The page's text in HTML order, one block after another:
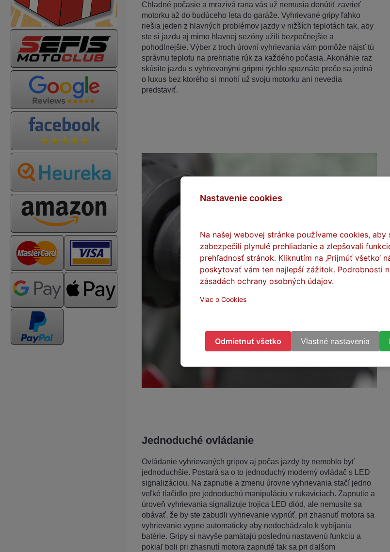
Chladné počasie a mrazivá rana vás už nemusia donútiť zavrieť
motorku až do budúceho leta do garáže. Vyhrievané gripy ľahko
riešia jeden z hlavných problémov jazdy v nižších teplotách tak, aby
ste si jazdu aj mimo hlavnej sezóny užili bezpečnejšie a
pohodlnejšie. Výber z troch úrovní vyhrievania vám pomôže nájsť tú
správnu teplotu na prehriatie rúk za každého počasia. Akonáhle raz
skúsite jazdu s vyhrievanými gripmi rýchlo spoznáte prečo sa jedná
o luxus bez ktorého si mnohí už svoju motorku ani nevedia
predstaviť.
Jednoduché ovládanie
Ovládanie vyhrievaných gripov aj počas jazdy by nemohlo byť
jednoduchšie. Postará sa o to jednoduchý moderný ovládač s LED
signalizáciou. Na zapnutie a zmenu úrovne vyhrievania stačí jedno
veľké tlačidlo pre jednoduchú manipuláciu v rukaviciach. Zapnutie a
úroveň vyhrievania signalizuje trojica LED diód, ale nemusíte sa
obávať, že by ste zabudli vyhrievanie vypnúť, pri zhasnutí motora sa
vyhrievanie vypne automaticky aby nedochádzalo k vybíjaniu
batérie. Gripy si navyše pamätajú poslednú nastavenú funkciu a
pokiaľ boli pri zhasnutí motora zapnuté tak sa pri ďalšom
Nastavenie cookies
Na našej webovej stránke používame cookies, aby
zabezpečili plynulé prehliadanie a zlepšovali
prehľadnosť stránok. Kliknutím na ‚Prijmúť všetko‘
poskytovať vám ten najlepší zážitok. Podrobnosti
zásadách ochrany osobných údajov.
Viac o Cookies
Odmietnuť všetko Vlastné nastavenia